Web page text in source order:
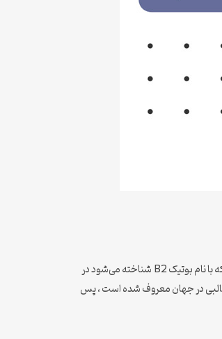
شاید برای کسانی که اهل مطالعه و کتاب خوانی باشند و همزمان اهل سیر و سفر نیز باشند ، استراحت در یک هتل که دارای یک کتابخانه بسیار بزرگ باشد جذاب باشد ، این هتل که با نام بوتیک B2 شناخته می‌شود در
جالبی در جهان معروف شده است ، پس